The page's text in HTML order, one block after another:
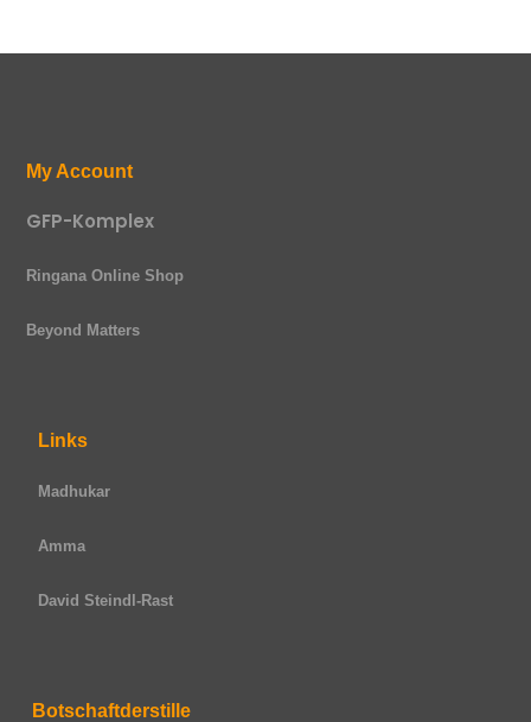
My Account
GFP-Komplex
Ringana Online Shop
Beyond Matters
Links
Madhukar
Amma
David Steindl-Rast
Botschaftderstille